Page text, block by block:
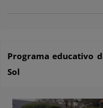
Programa educativo
Sol